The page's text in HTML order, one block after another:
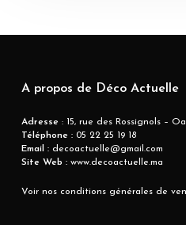
A propos de Déco Actuelle
Adresse : 15, rue des Rossignols –
Téléphone :05 22 25 19 18
Email :decoactuelle@gmail.com
Site Web :www.decoactuelle.ma
Voir nos conditions générales de